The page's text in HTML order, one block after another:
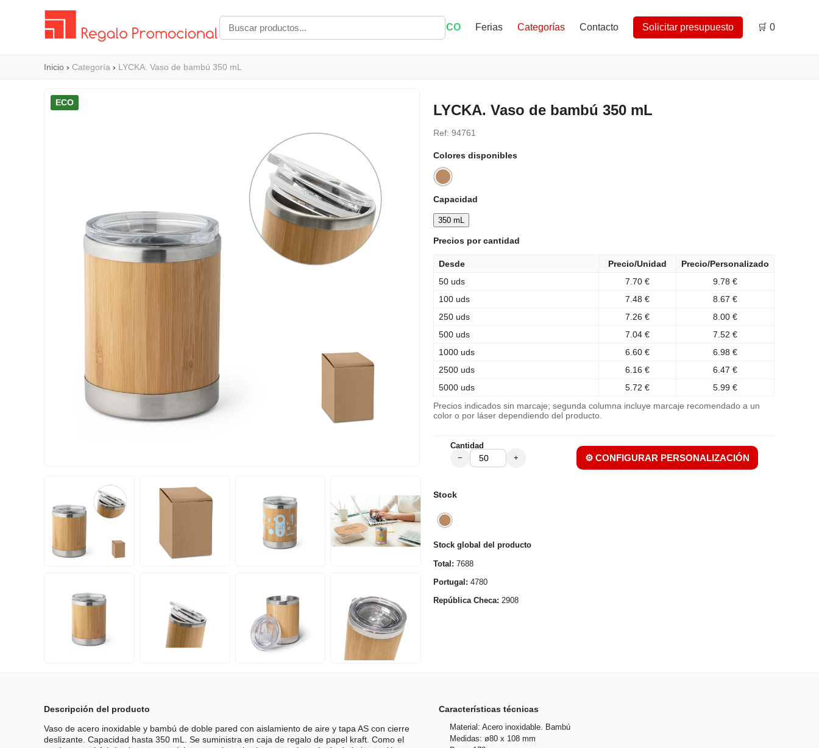
ECO Ferias Categorías Contacto Solicitar presupuesto 🛒 0
Inicio › Categoría › LYCKA. Vaso de bambú 350 mL
ECO LYCKA. Vaso de bambú 350 mL
Ref: 94761
Colores disponibles
Capacidad
350 mL
Precios por cantidad
Desde Precio/Unidad
Precio/Personalizado
50 uds
7.70 €
9.78 €
100 uds
7.48 €
8.67 €
250 uds
7.26 €
8.00 €
500 uds
7.04 €
7.52 €
1000 uds
6.60 €
6.98 €
2500 uds
6.16 €
6.47 €
5000 uds
5.72 € 5.99 €
Precios indicados sin marcaje; segunda columna incluye marcaje recomendado a un
color o por láser dependiendo del producto.
Cantidad
− + ⚙️ CONFIGURAR PERSONALIZACIÓN
Stock
Stock global del producto
Total: 7688
Portugal: 4780
República Checa: 2908
Descripción del producto
Vaso de acero inoxidable y bambú de doble pared con aislamiento de aire y tapa AS con cierre
deslizante. Capacidad hasta 350 mL. Se suministra en caja de regalo de papel kraft. Como el
Características técnicas
Material: Acero inoxidable. Bambú
Medidas: ø80 x 108 mm